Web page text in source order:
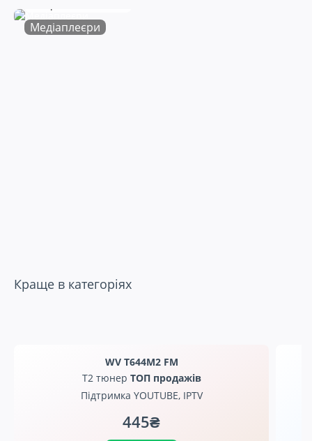
Медіаплеєри
Краще в категоріях
WV T644M2 FM
Т2 тюнер ТОП продажів
Підтримка YOUTUBE, IPTV
445₴